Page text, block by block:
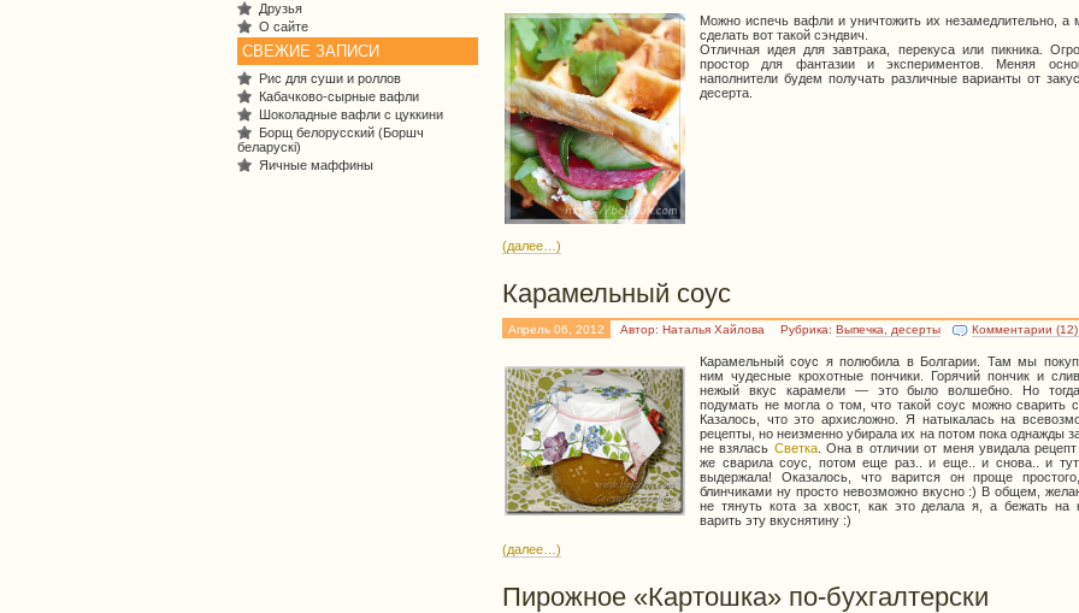
Можно испечь вафли и уничтожить их незамедлительно, а
сделать вот такой сэндвич.
Отличная идея для завтрака, перекуса или пикника.
простор для фантазии и экспериментов. Меняя
наполнители будем получать различные варианты от
десерта.
(далее…)
Карамельный соус
Апрель 06, 2012 Автор: Наталья Хайлова Рубрика: Выпечка, десерты Комментарии
Карамельный соус я полюбила в Болгарии. Там мы
ним чудесные крохотные пончики. Горячий пончик и
нежый вкус карамели — это было волшебно. Но
подумать не могла о том, что такой соус можно сварить
Казалось, что это архисложно. Я натыкалась на
рецепты, но неизменно убирала их на потом пока однажды
не взялась Светка. Она в отличии от меня увидала рецепт
же сварила соус, потом еще раз.. и еще.. и снова.. и
выдержала! Оказалось, что варится он проще
блинчиками ну просто невозможно вкусно :) В общем,
не тянуть кота за хвост, как это делала я, а бежать на
варить эту вкуснятину :)
(далее…)
Пирожное «Картошка» по-бухгалтерски
Друзья
О сайте
СВЕЖИЕ ЗАПИСИ
Рис для суши и роллов
Кабачково-сырные вафли
Шоколадные вафли с цуккини
Борщ белорусский (Боршч
беларускі)
Яичные маффины